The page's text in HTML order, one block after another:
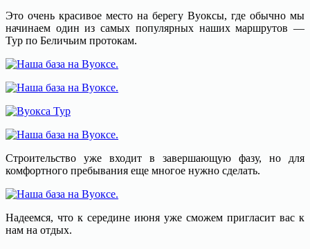
Это очень красивое место на берегу Вуоксы, где обычно мы
начинаем один из самых популярных наших маршрутов —
Тур по Беличьим протокам.
Строительство уже входит в завершающую фазу, но для
комфортного пребывания еще многое нужно сделать.
Надеемся, что к середине июня уже сможем пригласит вас к
нам на отдых.